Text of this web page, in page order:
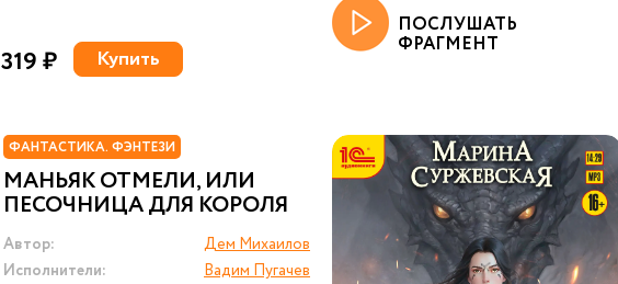
319 ₽ Купить
ПОСЛУШАТЬ
ФРАГМЕНТ
ФАНТАСТИКА. ФЭНТЕЗИ
МАНЬЯК ОТМЕЛИ, ИЛИ
ПЕСОЧНИЦА ДЛЯ КОРОЛЯ
Автор:
Дем Михаилов
Исполнители:
Вадим Пугачев